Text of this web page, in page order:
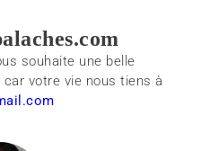
souhaite une belle
votre vie nous tiens à